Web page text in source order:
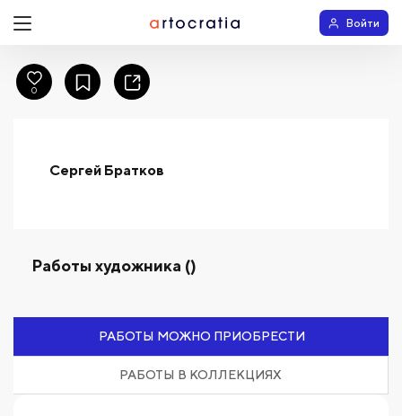
Войти
Сергей Братков
Работы художника ()
РАБОТЫ МОЖНО ПРИОБРЕСТИ
РАБОТЫ В КОЛЛЕКЦИЯХ
0